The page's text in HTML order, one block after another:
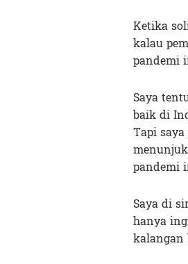
Ketika
kalau
pandemi
Saya
baik di
Tapi
pandemi
Saya di
hanya
kalangan